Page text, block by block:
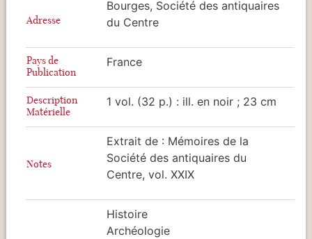
Adresse
Bourges, Société des antiquaires
du Centre
Pays de
Publication
France
Description
Matérielle
1 vol. (32 p.) : ill. en noir ; 23 cm
Notes
Extrait de : Mémoires de la
Société des antiquaires du
Centre, vol. XXIX
Histoire
Archéologie